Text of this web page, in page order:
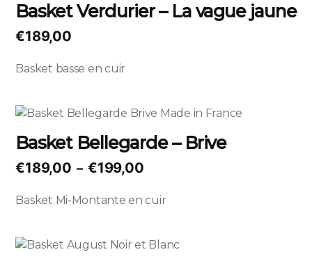
la
page
du
produit
Basket Verdurier – La vague jaune
€189,00
Basket basse en cuir
a
plusieurs
variations.
Les
être
sur
la
du
Basket Bellegarde – Brive
€189,00 – €199,00Plage
prix :
à
Basket Mi-Montante en cuir
Ce
a
plusieurs
variations.
Les
être
Ce